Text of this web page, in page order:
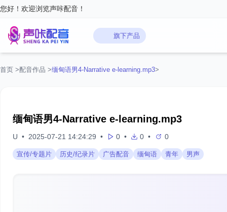
您好！欢迎浏览声咔配音！
旗下产品
首页 >配音作品 >缅甸语男4-Narrative e-learning.mp3>
缅甸语男4-Narrative e-learning.mp3
U • 2025-07-21 14:24:29 • 0 • 0 • 0
宣传/专题片 历史/纪录片 广告配音 缅甸语 青年 男声